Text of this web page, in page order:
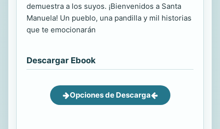
demuestra a los suyos. ¡Bienvenidos a Santa
Manuela! Un pueblo, una pandilla y mil historias
que te emocionarán
Descargar Ebook
Opciones de Descarga